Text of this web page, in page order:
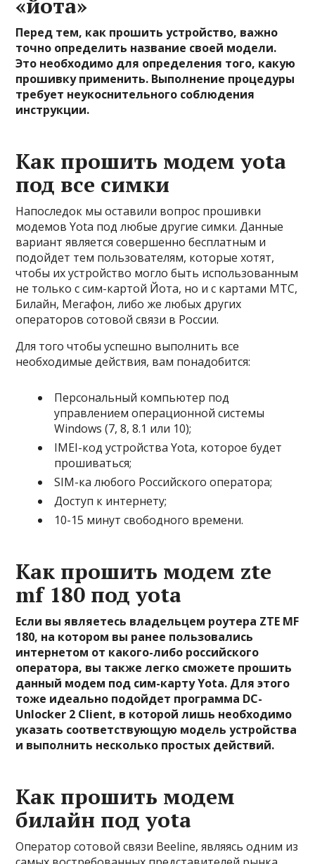
«йота»
Перед тем, как прошить устройство, важно
точно определить название своей модели.
Это необходимо для определения того, какую
прошивку применить. Выполнение процедуры
требует неукоснительного соблюдения
инструкции.
Как прошить модем yota
под все симки
Напоследок мы оставили вопрос прошивки
модемов Yota под любые другие симки. Данные
вариант является совершенно бесплатным и
подойдет тем пользователям, которые хотят,
чтобы их устройство могло быть использованным
не только с сим-картой Йота, но и с картами МТС,
Билайн, Мегафон, либо же любых других
операторов сотовой связи в России.
Для того чтобы успешно выполнить все
необходимые действия, вам понадобится:
Персональный компьютер под
управлением операционной системы
Windows (7, 8, 8.1 или 10);
IMEI-код устройства Yota, которое будет
прошиваться;
SIM-ка любого Российского оператора;
Доступ к интернету;
10-15 минут свободного времени.
Как прошить модем zte
mf 180 под yota
Если вы являетесь владельцем роутера ZTE MF
180, на котором вы ранее пользовались
интернетом от какого-либо российского
оператора, вы также легко сможете прошить
данный модем под сим-карту Yota. Для этого
тоже идеально подойдет программа DC-
Unlocker 2 Client, в которой лишь необходимо
указать соответствующую модель устройства
и выполнить несколько простых действий.
Как прошить модем
билайн под yota
Оператор сотовой связи Beeline, являясь одним из